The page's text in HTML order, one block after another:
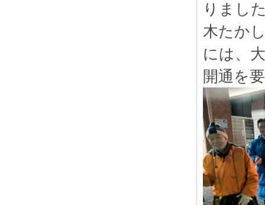
りまし
木たか
には、
開通を